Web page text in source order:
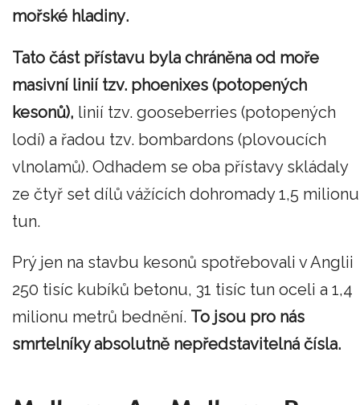
mořské hladiny.
Tato část přístavu byla chráněna od moře
masivní linií tzv. phoenixes (potopených
kesonů), linií tzv. gooseberries (potopených
lodí) a řadou tzv. bombardons (plovoucích
vlnolamů). Odhadem se oba přístavy skládaly
ze čtyř set dílů vážících dohromady 1,5 milionu
tun.
Prý jen na stavbu kesonů spotřebovali v Anglii
250 tisíc kubíků betonu, 31 tisíc tun oceli a 1,4
milionu metrů bednění. To jsou pro nás
smrtelníky absolutně nepředstavitelná čísla.